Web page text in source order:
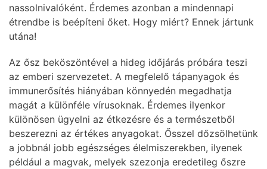
nassolnivalóként. Érdemes azonban a mindennapi
étrendbe is beépíteni őket. Hogy miért? Ennek jártunk
utána!
Az ősz beköszöntével a hideg időjárás próbára teszi
az emberi szervezetet. A megfelelő tápanyagok és
immunerősítés hiányában könnyedén megadhatja
magát a különféle vírusoknak. Érdemes ilyenkor
különösen ügyelni az étkezésre és a természetből
beszerezni az értékes anyagokat. Ősszel dőzsölhetünk
a jobbnál jobb egészséges élelmiszerekben, ilyenek
például a magvak, melyek szezonja eredetileg őszre